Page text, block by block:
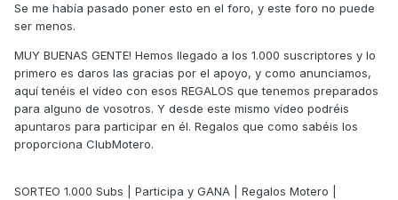
Se me había pasado poner esto en el foro, y este foro no puede
ser menos.
MUY BUENAS GENTE! Hemos llegado a los 1.000 suscriptores y lo
primero es daros las gracias por el apoyo, y como anunciamos,
aquí tenéis el vídeo con esos REGALOS que tenemos preparados
para alguno de vosotros. Y desde este mismo vídeo podréis
apuntaros para participar en él. Regalos que como sabéis los
proporciona ClubMotero.
SORTEO 1.000 Subs | Participa y GANA | Regalos Motero |